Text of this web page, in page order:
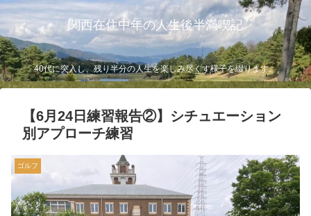
関西在住中年の人生後半満喫記
40代に突入し、残り半分の人生を楽しみ尽くす様子を綴ります。
【6月24日練習報告②】シチュエーション
別アプローチ練習
ゴルフ